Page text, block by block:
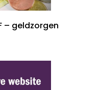
– geldzorgen